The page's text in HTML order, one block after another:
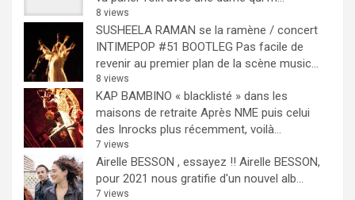
8 views
SUSHEELA RAMAN se la ramène / concert
INTIMEPOP #51 BOOTLEG Pas facile de
revenir au premier plan de la scène music...
8 views
KAP BAMBINO « blacklisté » dans les
maisons de retraite Après NME puis celui
des Inrocks plus récemment, voilà...
7 views
Airelle BESSON , essayez !! Airelle BESSON,
pour 2021 nous gratifie d'un nouvel alb...
7 views